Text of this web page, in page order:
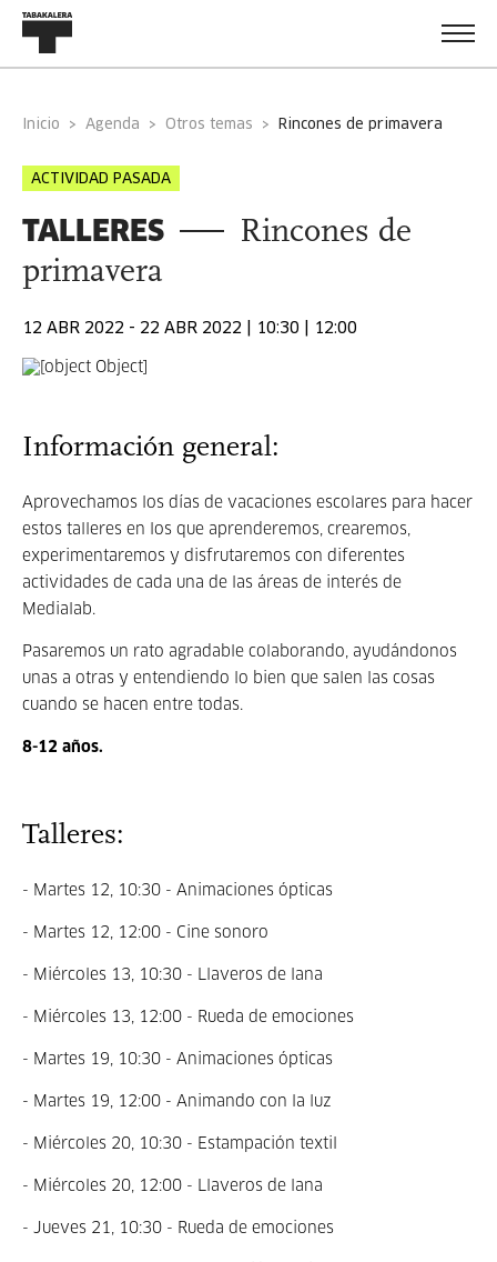
Inicio Agenda Otros temas rincones de primavera
ACTIVIDAD PASADA
TALLERES
Rincones de
primavera
12 ABR 2022 - 22 ABR 2022 | 10:30 | 12:00
Información general:
Aprovechamos los días de vacaciones escolares para hacer
estos talleres en los que aprenderemos, crearemos,
experimentaremos y disfrutaremos con diferentes
actividades de cada una de las áreas de interés de
Medialab.
Pasaremos un rato agradable colaborando, ayudándonos
unas a otras y entendiendo lo bien que salen las cosas
cuando se hacen entre todas.
8-12 años.
Talleres:
- Martes 12, 10:30 - Animaciones ópticas
- Martes 12, 12:00 - Cine sonoro
- Miércoles 13, 10:30 - Llaveros de lana
- Miércoles 13, 12:00 - Rueda de emociones
- Martes 19, 10:30 - Animaciones ópticas
- Martes 19, 12:00 - Animando con la luz
- Miércoles 20, 10:30 - Estampación textil
- Miércoles 20, 12:00 - Llaveros de lana
- Jueves 21, 10:30 - Rueda de emociones